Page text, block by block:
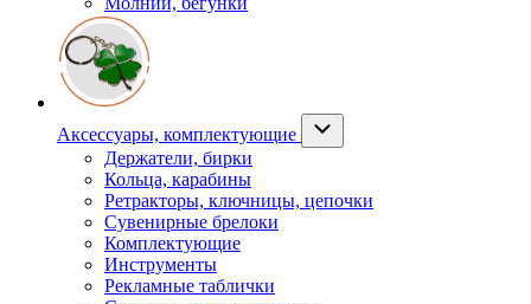
Аксессуары, комплектующие
Держатели, бирки
Кольца, карабины
Ретракторы, ключницы, цепочки
Сувенирные брелоки
Комплектующие
Инструменты
Рекламные таблички